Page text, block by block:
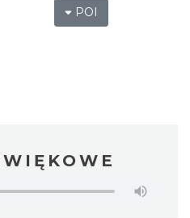
POI